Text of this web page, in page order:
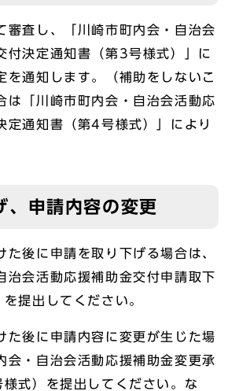
審査し、「川崎市町内会・自治会
付決定通知書（第3号様式）」に
を通知します。（補助をしないこ
は「川崎市町内会・自治会活動応
定通知書（第4号様式）」により
、申請内容の変更
た後に申請を取り下げる場合は、
治会活動応援補助金交付申請取下
提出してください。
た後に申請内容に変更が生じた場
会・自治会活動応援補助金変更承
式）を提出してください。な